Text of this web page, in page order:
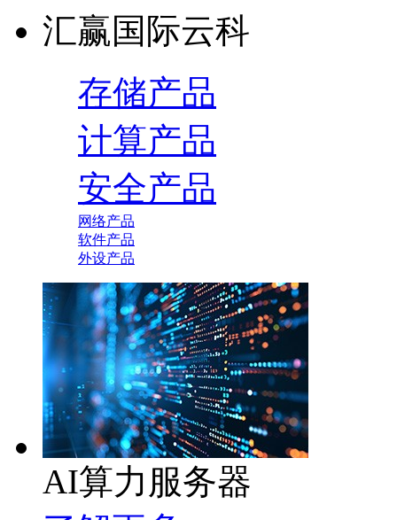
汇赢国际云科
存储产品
计算产品
安全产品
网络产品
软件产品
外设产品
AI算力服务器